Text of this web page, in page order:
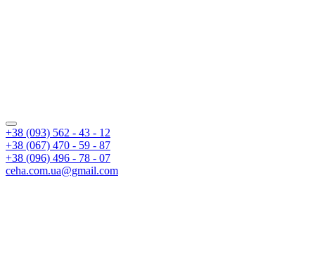
+38 (093) 562 - 43 - 12
+38 (067) 470 - 59 - 87
+38 (096) 496 - 78 - 07
ceha.com.ua@gmail.com